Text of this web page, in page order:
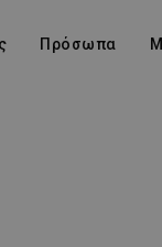
Πρόσωπα